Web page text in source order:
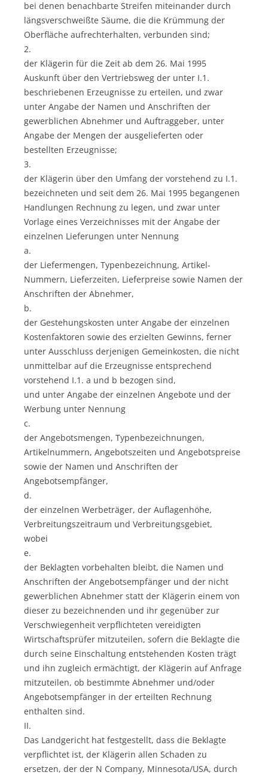
bei denen benachbarte Streifen miteinander durch
längsverschweißte Säume, die die Krümmung der
Oberfläche aufrechterhalten, verbunden sind;
2.
der Klägerin für die Zeit ab dem 26. Mai 1995
Auskunft über den Vertriebsweg der unter I.1.
beschriebenen Erzeugnisse zu erteilen, und zwar
unter Angabe der Namen und Anschriften der
gewerblichen Abnehmer und Auftraggeber, unter
Angabe der Mengen der ausgelieferten oder
bestellten Erzeugnisse;
3.
der Klägerin über den Umfang der vorstehend zu I.1.
bezeichneten und seit dem 26. Mai 1995 begangenen
Handlungen Rechnung zu legen, und zwar unter
Vorlage eines Verzeichnisses mit der Angabe der
einzelnen Lieferungen unter Nennung
a.
der Liefermengen, Typenbezeichnung, Artikel-
Nummern, Lieferzeiten, Lieferpreise sowie Namen der
Anschriften der Abnehmer,
b.
der Gestehungskosten unter Angabe der einzelnen
Kostenfaktoren sowie des erzielten Gewinns, ferner
unter Ausschluss derjenigen Gemeinkosten, die nicht
unmittelbar auf die Erzeugnisse entsprechend
vorstehend I.1. a und b bezogen sind,
und unter Angabe der einzelnen Angebote und der
Werbung unter Nennung
c.
der Angebotsmengen, Typenbezeichnungen,
Artikelnummern, Angebotszeiten und Angebotspreise
sowie der Namen und Anschriften der
Angebotsempfänger,
d.
der einzelnen Werbeträger, der Auflagenhöhe,
Verbreitungszeitraum und Verbreitungsgebiet,
wobei
e.
der Beklagten vorbehalten bleibt, die Namen und
Anschriften der Angebotsempfänger und der nicht
gewerblichen Abnehmer statt der Klägerin einem von
dieser zu bezeichnenden und ihr gegenüber zur
Verschwiegenheit verpflichteten vereidigten
Wirtschaftsprüfer mitzuteilen, sofern die Beklagte die
durch seine Einschaltung entstehenden Kosten trägt
und ihn zugleich ermächtigt, der Klägerin auf Anfrage
mitzuteilen, ob bestimmte Abnehmer und/oder
Angebotsempfänger in der erteilten Rechnung
enthalten sind.
II.
Das Landgericht hat festgestellt, dass die Beklagte
verpflichtet ist, der Klägerin allen Schaden zu
ersetzen, der der N Company, Minnesota/USA, durch